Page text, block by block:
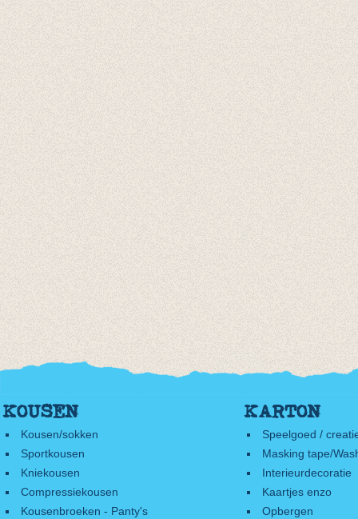
KOUSEN
Kousen/sokken
Sportkousen
Kniekousen
Compressiekousen
Kousenbroeken - Panty's
KARTON
Speelgoed /
Masking tape/
Interieurdecoratie
Kaartjes enzo
Opbergen